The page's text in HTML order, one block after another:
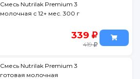
Смесь Nutrilak Premium 3
молочная с 12+ мес. 300 г
339
419
Смесь Nutrilak Premium 3
готовая молочная